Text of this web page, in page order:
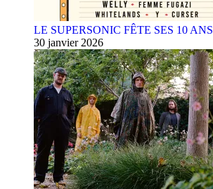
LE SUPERSONIC FÊTE SES 10 ANS
30 janvier 2026